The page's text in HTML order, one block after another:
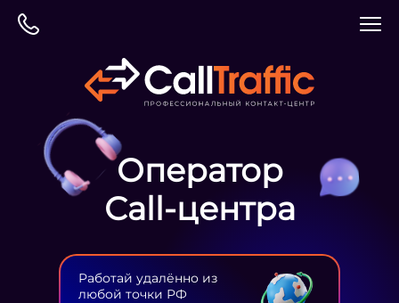
Оператор
Сall-центра
Работай удалённо из
любой точки РФ